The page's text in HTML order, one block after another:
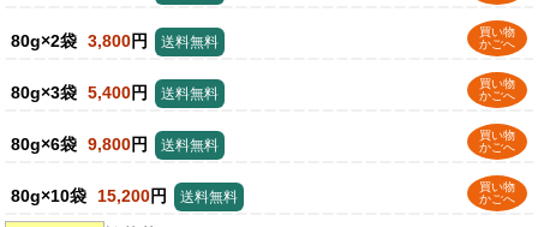
80g×2袋 3,800円
買い物
かごへ
送料無料
80g×3袋 5,400円
買い物
かごへ
送料無料
80g×6袋 9,800円
買い物
かごへ
送料無料
80g×10袋 15,200円
買い物
かごへ
送料無料